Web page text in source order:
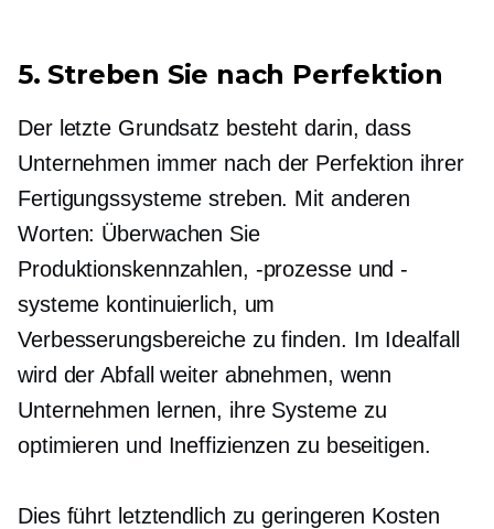
5. Streben Sie nach Perfektion
Der letzte Grundsatz besteht darin, dass
Unternehmen immer nach der Perfektion ihrer
Fertigungssysteme streben. Mit anderen
Worten: Überwachen Sie
Produktionskennzahlen, -prozesse und -
systeme kontinuierlich, um
Verbesserungsbereiche zu finden. Im Idealfall
wird der Abfall weiter abnehmen, wenn
Unternehmen lernen, ihre Systeme zu
optimieren und Ineffizienzen zu beseitigen.
Dies führt letztendlich zu geringeren Kosten